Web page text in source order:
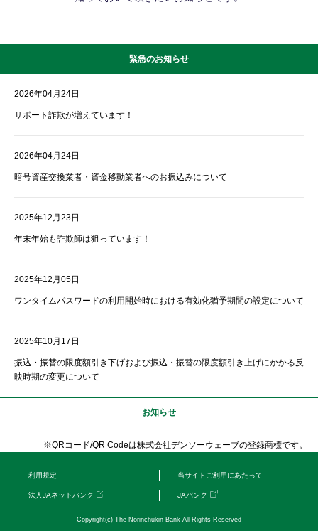
緊急のお知らせ
2026年04月24日
サポート詐欺が増えています！
2026年04月24日
暗号資産交換業者・資金移動業者へのお振込みについて
2025年12月23日
年末年始も詐欺師は狙っています！
2025年12月05日
ワンタイムパスワードの利用開始時における有効化猶予期間の設定について
2025年10月17日
振込・振替の限度額引き下げおよび振込・振替の限度額引き上げにかかる反
映時期の変更について
お知らせ
※QRコード/QR Codeは株式会社デンソーウェーブの登録商標です。
利用規定 当サイトご利用にあたって
法人JAネットバンク JAバンク
Copyright(c) The Norinchukin Bank All Rights Reserved